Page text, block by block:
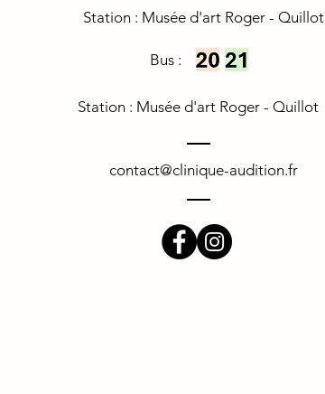
Station : Musée d'art Roger - Quillot
Bus :
Station : Musée d'art Roger - Quillot
contact@clinique-audition.fr